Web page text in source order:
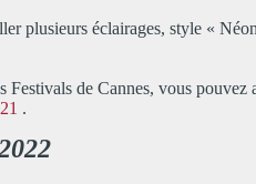
plusieurs éclairages, style «
de Cannes, vous
.